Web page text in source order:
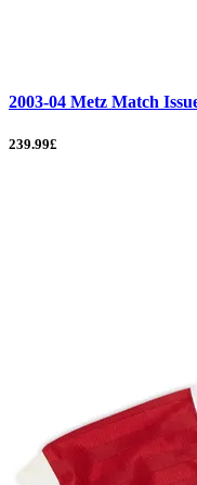
2003-04 Metz Match
239.99£